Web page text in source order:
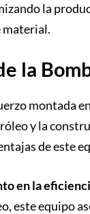
la
material.
la
montada
y la
de este
en la
este equipo